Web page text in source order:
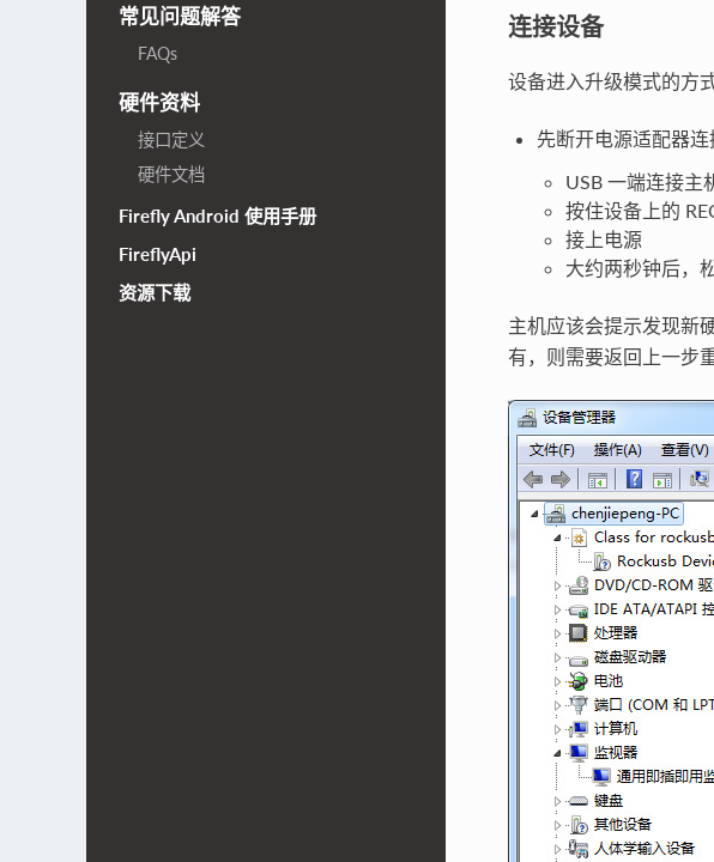
常见问题解答
FAQs
硬件资料
接口定义
硬件文档
Firefly Android 使用手册
FireflyApi
资源下载
连接设备
设备进入升级模式的方
先断开电源适配器连
USB 一端连接主
按住设备上的
接上电源
大约两秒钟后，
主机应该会提示发现新
有，则需要返回上一步